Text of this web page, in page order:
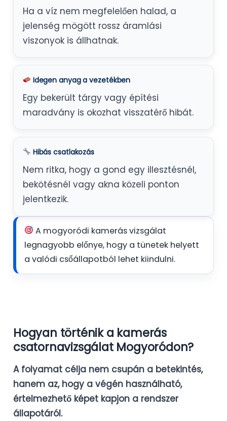
Ha a víz nem megfelelően halad, a
jelenség mögött rossz áramlási
viszonyok is állhatnak.
Idegen anyag a vezetékben
Egy bekerült tárgy vagy építési
maradvány is okozhat visszatérő hibát.
Hibás csatlakozás
Nem ritka, hogy a gond egy illesztésnél,
bekötésnél vagy akna közeli ponton
jelentkezik.
A mogyoródi kamerás vizsgálat
legnagyobb előnye, hogy a tünetek helyett
a valódi csőállapotból lehet kiindulni.
Hogyan történik a kamerás
csatornavizsgálat Mogyoródon?
A folyamat célja nem csupán a betekintés,
hanem az, hogy a végén használható,
értelmezhető képet kapjon a rendszer
állapotáról.